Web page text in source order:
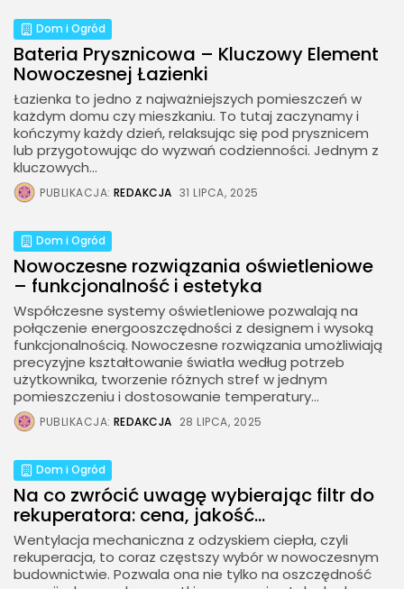
Dom i Ogród
Bateria Prysznicowa – Kluczowy Element
Nowoczesnej Łazienki
Łazienka to jedno z najważniejszych pomieszczeń w
każdym domu czy mieszkaniu. To tutaj zaczynamy i
kończymy każdy dzień, relaksując się pod prysznicem
lub przygotowując do wyzwań codzienności. Jednym z
kluczowych...
PUBLIKACJA: REDAKCJA 31 LIPCA, 2025
Dom i Ogród
Nowoczesne rozwiązania oświetleniowe
– funkcjonalność i estetyka
Współczesne systemy oświetleniowe pozwalają na
połączenie energooszczędności z designem i wysoką
funkcjonalnością. Nowoczesne rozwiązania umożliwiają
precyzyjne kształtowanie światła według potrzeb
użytkownika, tworzenie różnych stref w jednym
pomieszczeniu i dostosowanie temperatury...
PUBLIKACJA: REDAKCJA 28 LIPCA, 2025
Dom i Ogród
Na co zwrócić uwagę wybierając filtr do
rekuperatora: cena, jakość...
Wentylacja mechaniczna z odzyskiem ciepła, czyli
rekuperacja, to coraz częstszy wybór w nowoczesnym
budownictwie. Pozwala ona nie tylko na oszczędność